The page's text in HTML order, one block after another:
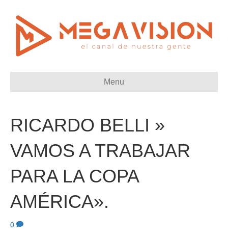
Menu
RICARDO BELLI »
VAMOS A TRABAJAR
PARA LA COPA
AMÉRICA».
0